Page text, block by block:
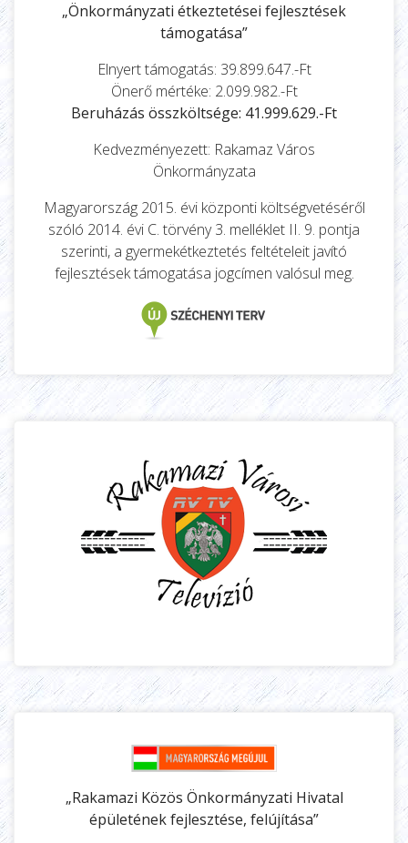
„Önkormányzati étkeztetései fejlesztések
támogatása”
Elnyert támogatás: 39.899.647.-Ft
Önerő mértéke: 2.099.982.-Ft
Beruházás összköltsége: 41.999.629.-Ft
Kedvezményezett: Rakamaz Város
Önkormányzata
Magyarország 2015. évi központi költségvetéséről
szóló 2014. évi C. törvény 3. melléklet II. 9. pontja
szerinti, a gyermekétkeztetés feltételeit javító
fejlesztések támogatása jogcímen valósul meg.
„Rakamazi Közös Önkormányzati Hivatal
épületének fejlesztése, felújítása”